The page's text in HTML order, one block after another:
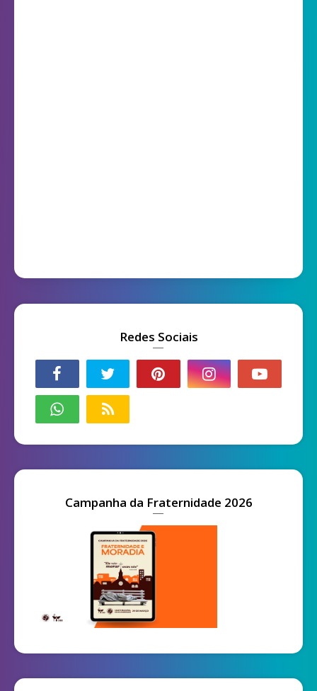
Redes Sociais
Campanha da Fraternidade 2026